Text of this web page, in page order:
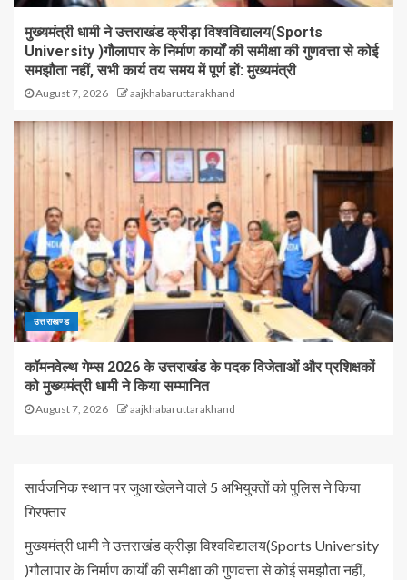
मुख्यमंत्री धामी ने उत्तराखंड क्रीड़ा विश्वविद्यालय(Sports
University )गौलापार के निर्माण कार्यों की समीक्षा की गुणवत्ता से कोई
समझौता नहीं, सभी कार्य तय समय में पूर्ण हों: मुख्यमंत्री
August 7, 2026 aajkhabaruttarakhand
उत्तराखण्ड
कॉमनवेल्थ गेम्स 2026 के उत्तराखंड के पदक विजेताओं और प्रशिक्षकों
को मुख्यमंत्री धामी ने किया सम्मानित
August 7, 2026 aajkhabaruttarakhand
सार्वजनिक स्थान पर जुआ खेलने वाले 5 अभियुक्तों को पुलिस ने किया
गिरफ्तार
मुख्यमंत्री धामी ने उत्तराखंड क्रीड़ा विश्वविद्यालय(Sports University
)गौलापार के निर्माण कार्यों की समीक्षा की गुणवत्ता से कोई समझौता नहीं,